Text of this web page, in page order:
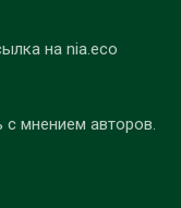
на nia.eco
мнением авторов.